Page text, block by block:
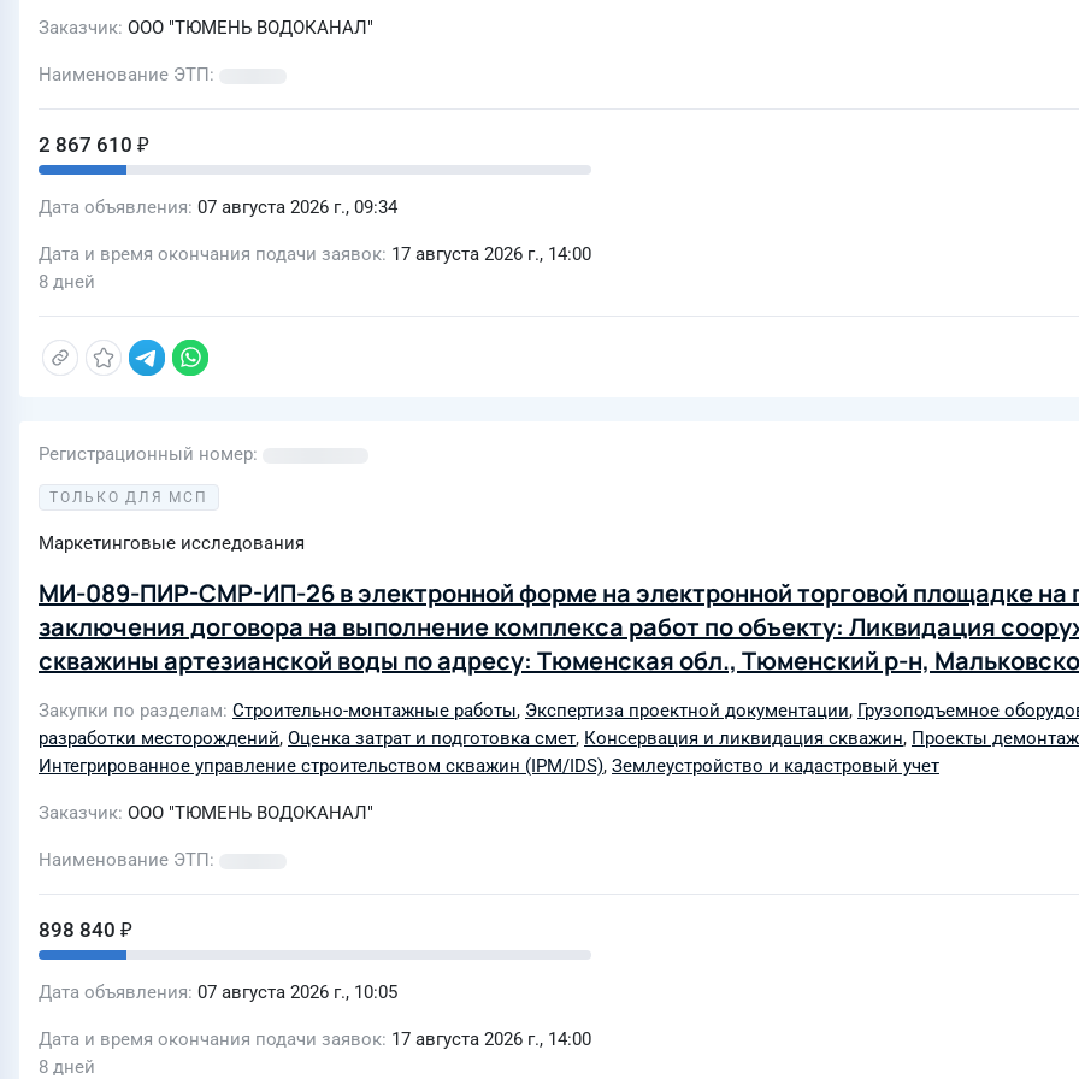
Заказчик ООО "ТЮМЕНЬ ВОДОКАНАЛ"
Наименование ЭТП
2 867 610 ₽
Дата объявления 07 августа 2026 г., 09:34
Дата и время окончания подачи заявок 17 августа 2026 г., 14:00
8 дней
Регистрационный номер
ТОЛЬКО ДЛЯ МСП
Маркетинговые исследования
МИ-089-ПИР-СМР-ИП-26 в электронной форме на электронной торговой площадке на
заключения договора на выполнение комплекса работ по объекту: Ликвидация
скважины артезианской воды по адресу: Тюменская обл., Тюменский р-н,
муниципальное образование, деревня Субботина, улица Водопроводная, сооружение
мероприятия: «Ликвидация объектов водоснабжения выведенных из эксплуатации в
д.Субботина», проводимое нецентрализованно для нужд ООО «Тюмень Водоканал»
Закупки по разделам Строительно-монтажные работы, Экспертиза проектной документации, Грузоподъемное
разработки месторождений, Оценка затрат и подготовка смет, Консервация и ликвидация скважин, Проекты
Интегрированное управление строительством скважин (IPM/IDS), Землеустройство и кадастровый учет
Заказчик ООО "ТЮМЕНЬ ВОДОКАНАЛ"
Наименование ЭТП
898 840 ₽
Дата объявления 07 августа 2026 г., 10:05
Дата и время окончания подачи заявок 17 августа 2026 г., 14:00
8 дней